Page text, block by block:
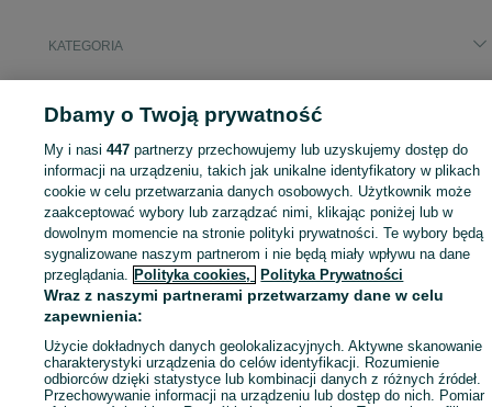
KATEGORIA
Mapa kategorii
Mapa miejscowości
Mapa ministron
Popularne wyszukiwania
Dbamy o Twoją prywatność
My i nasi447 partnerzy przechowujemy lub uzyskujemy dostęp do
informacji na urządzeniu, takich jak unikalne identyfikatory w plikach
cookie w celu przetwarzania danych osobowych. Użytkownik może
zaakceptować wybory lub zarządzać nimi, klikając poniżej lub w
dowolnym momencie na stronie polityki prywatności. Te wybory będą
sygnalizowane naszym partnerom i nie będą miały wpływu na dane
przeglądania. Polityka cookies, Polityka Prywatności
Wraz z naszymi partnerami przetwarzamy dane w celu
zapewnienia:
Użycie dokładnych danych geolokalizacyjnych. Aktywne skanowanie
charakterystyki urządzenia do celów identyfikacji. Rozumienie
odbiorców dzięki statystyce lub kombinacji danych z różnych źródeł.
Przechowywanie informacji na urządzeniu lub dostęp do nich. Pomiar